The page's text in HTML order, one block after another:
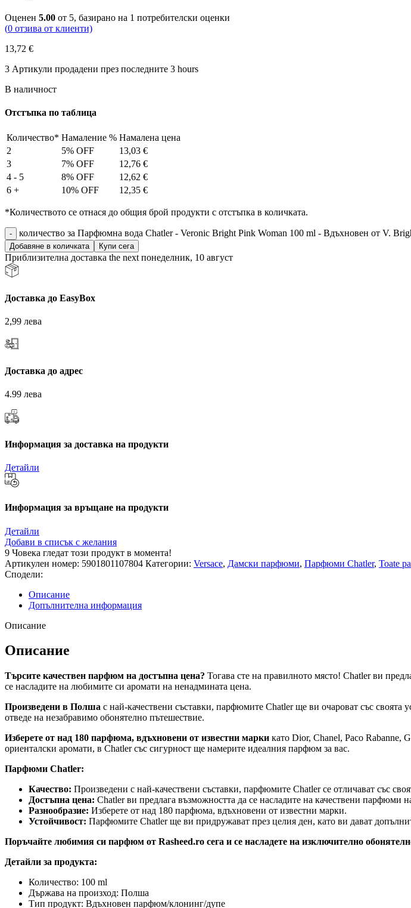
Оценен 5.00 от 5, базирано на 1 потребителски оценки
(0 отзива от клиенти)
13,72 €
3 Артикули продадени през последните 3 hours
В наличност
Отстъпка по таблица
Количество* Намаление % Намалена цена
2
5% OFF 13,03 €
3
7% OFF 12,76 €
4 - 5
8% OFF 12,62 €
6 +
10% OFF 12,35 €
*Количеството се отнася до общия брой продукти с отстъпка в количката.
количество за Парфюмна вода Chatler - Veronic Bright Pink Woman 100 ml - Вдъхновен от V.
Добавяне в количката Купи сега
Приблизителна доставка the next понеделник, 10 август
Доставка до EasyBox
2,99 лева
Доставка до адрес
4.99 лева
Информация за доставка на продукти
Детайли
Информация за връщане на продукти
Детайли
Добави в списък с желания
9 Човека гледат този продукт в момента!
Артикулен номер: 5901801107804 Категории: Versace, Дамски парфюми, Парфюми Chatler, Toate
Сподели:
Описание
Допълнителна информация
Описание
Описание
Търсите качествен парфюм на достъпна цена? Тогава сте на правилното място! Chatler ви
се насладите на любимите си аромати на ненадмината цена.
Произведени в Полша с най-качествени съставки, парфюмите Chatler ще ви очароват със
отведе на незабравимо обонятелно пътешествие.
Изберете от над 180 парфюма, вдъхновени от известни марки като Dior, Chanel, Paco Rabanne,
ориенталски аромати, в Chatler със сигурност ще намерите идеалния парфюм за вас.
Парфюми Chatler:
Качество: Произведени с най-качествени съставки, парфюмите Chatler се отличават със
Достъпна цена: Chatler ви предлага възможността да се насладите на качествени парфюми
Разнообразие: Изберете от над 180 парфюма, вдъхновени от известни марки.
Устойчивост: Парфюмите Chatler ще ви придружават през целия ден, като ви дават
Поръчайте любимия си парфюм от Rasheed.ro сега и се насладете на изключително
Детайли за продукта:
Количество: 100 ml
Държава на произход: Полша
Тип продукт: Вдъхновен парфюм/клонинг/дупе